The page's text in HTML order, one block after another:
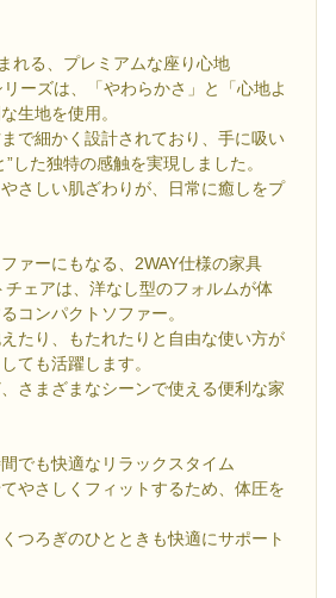
れる、プレミアムな座り心地
ーズは、「やわらかさ」と「心地よ
生地を使用。
で細かく設計されており、手に吸い
した独特の感触を実現しました。
さしい肌ざわりが、日常に癒しをプ
ァーにもなる、2WAY仕様の家具
チェアは、洋なし型のフォルムが体
コンパクトソファー。
たり、もたれたりと自由な使い方が
ても活躍します。
さまざまなシーンで使える便利な家
でも快適なリラックスタイム
やさしくフィットするため、体圧を
つろぎのひとときも快適にサポート